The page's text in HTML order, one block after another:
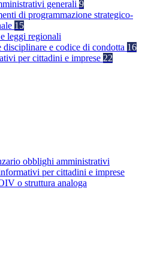
generali 9
di programmazione strategico-
15
leggi regionali
disciplinare e codice di condotta 16
per cittadini e imprese 22
obblighi amministrativi
per cittadini e imprese
o struttura analoga